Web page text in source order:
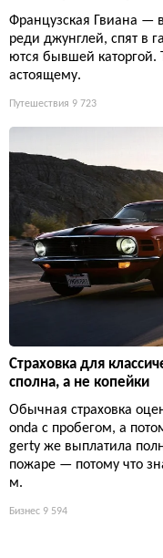
Французская Гвиана —
реди джунглей, спят в
ются бывшей каторгой.
астоящему.
Путешествия 9 723
Страховка для
сполна, а не копейки
Обычная страховка
onda с пробегом, а
gerty же выплатила
пожаре — потому что
м.
Бизнес 9 594